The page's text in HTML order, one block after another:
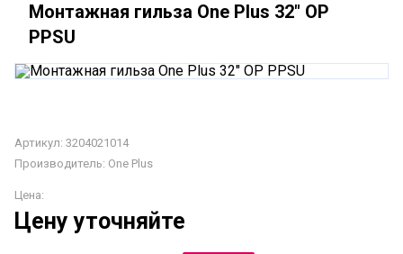
Монтажная гильза One Plus 32" OP
PPSU
Артикул: 3204021014
Производитель: One Plus
Цена:
Цену уточняйте